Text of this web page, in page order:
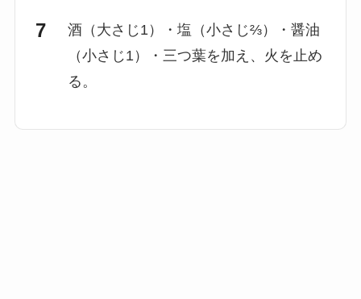
酒（大さじ1）・塩（小さじ⅔）・醤油
（小さじ1）・三つ葉を加え、火を止め
る。